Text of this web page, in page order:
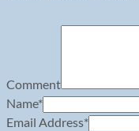
Comment
Name*
Email Address*